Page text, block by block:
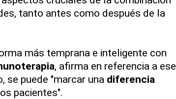
tanto antes como después de la
más temprana e inteligente con
, afirma en referencia a ese
se puede "marcar una diferencia
pacientes".